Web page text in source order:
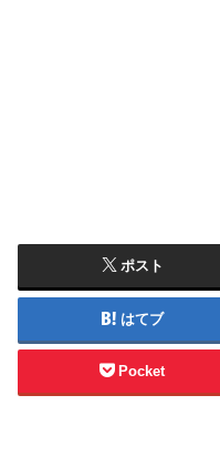
ポスト
はてブ
Pocket